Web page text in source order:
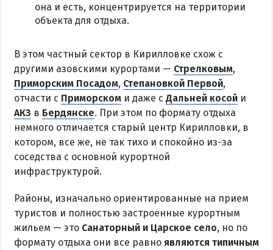
она и есть, концентрируется на территории
объекта для отдыха.
В этом частный сектор в Кирилловке схож с
другими азовскими курортами — Стрелковым,
Приморским Посадом, Степановкой Первой,
отчасти с Приморском и даже с Дальней косой и
АКЗ в Бердянске. При этом по формату отдыха
немного отличается старый центр Кирилловки, в
котором, все же, не так тихо и спокойно из-за
соседства с основной курортной
инфраструктурой.
Районы, изначально ориентированные на прием
туристов и полностью застроенные курортным
жильем — это Санаторный и Царское село, но по
формату отдыха они все равно являются типичным